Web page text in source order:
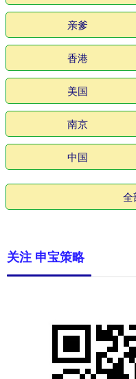
亲爹
香港
美国
南京
中国
全
关注 申宝策略